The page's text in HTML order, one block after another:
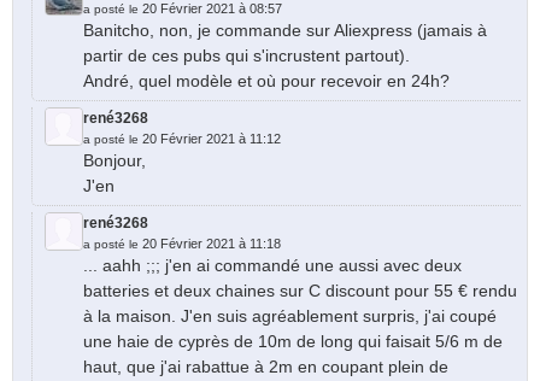
a posté le 20 Février 2021 à 08:57
Banitcho, non, je commande sur Aliexpress (jamais à
partir de ces pubs qui s'incrustent partout).
André, quel modèle et où pour recevoir en 24h?
rené3268
a posté le 20 Février 2021 à 11:12
Bonjour,
J'en
rené3268
a posté le 20 Février 2021 à 11:18
... aahh ;;; j'en ai commandé une aussi avec deux
batteries et deux chaines sur C discount pour 55 € rendu
à la maison. J'en suis agréablement surpris, j'ai coupé
une haie de cyprès de 10m de long qui faisait 5/6 m de
haut, que j'ai rabattue à 2m en coupant plein de